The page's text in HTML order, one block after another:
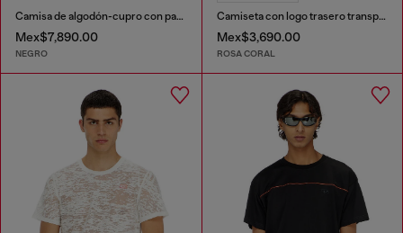
Camisa de algodón-cupro con patch bordado
Mex$7,890.00
NEGRO
Camiseta con logo trasero transparente
Mex$3,690.00
ROSA CORAL